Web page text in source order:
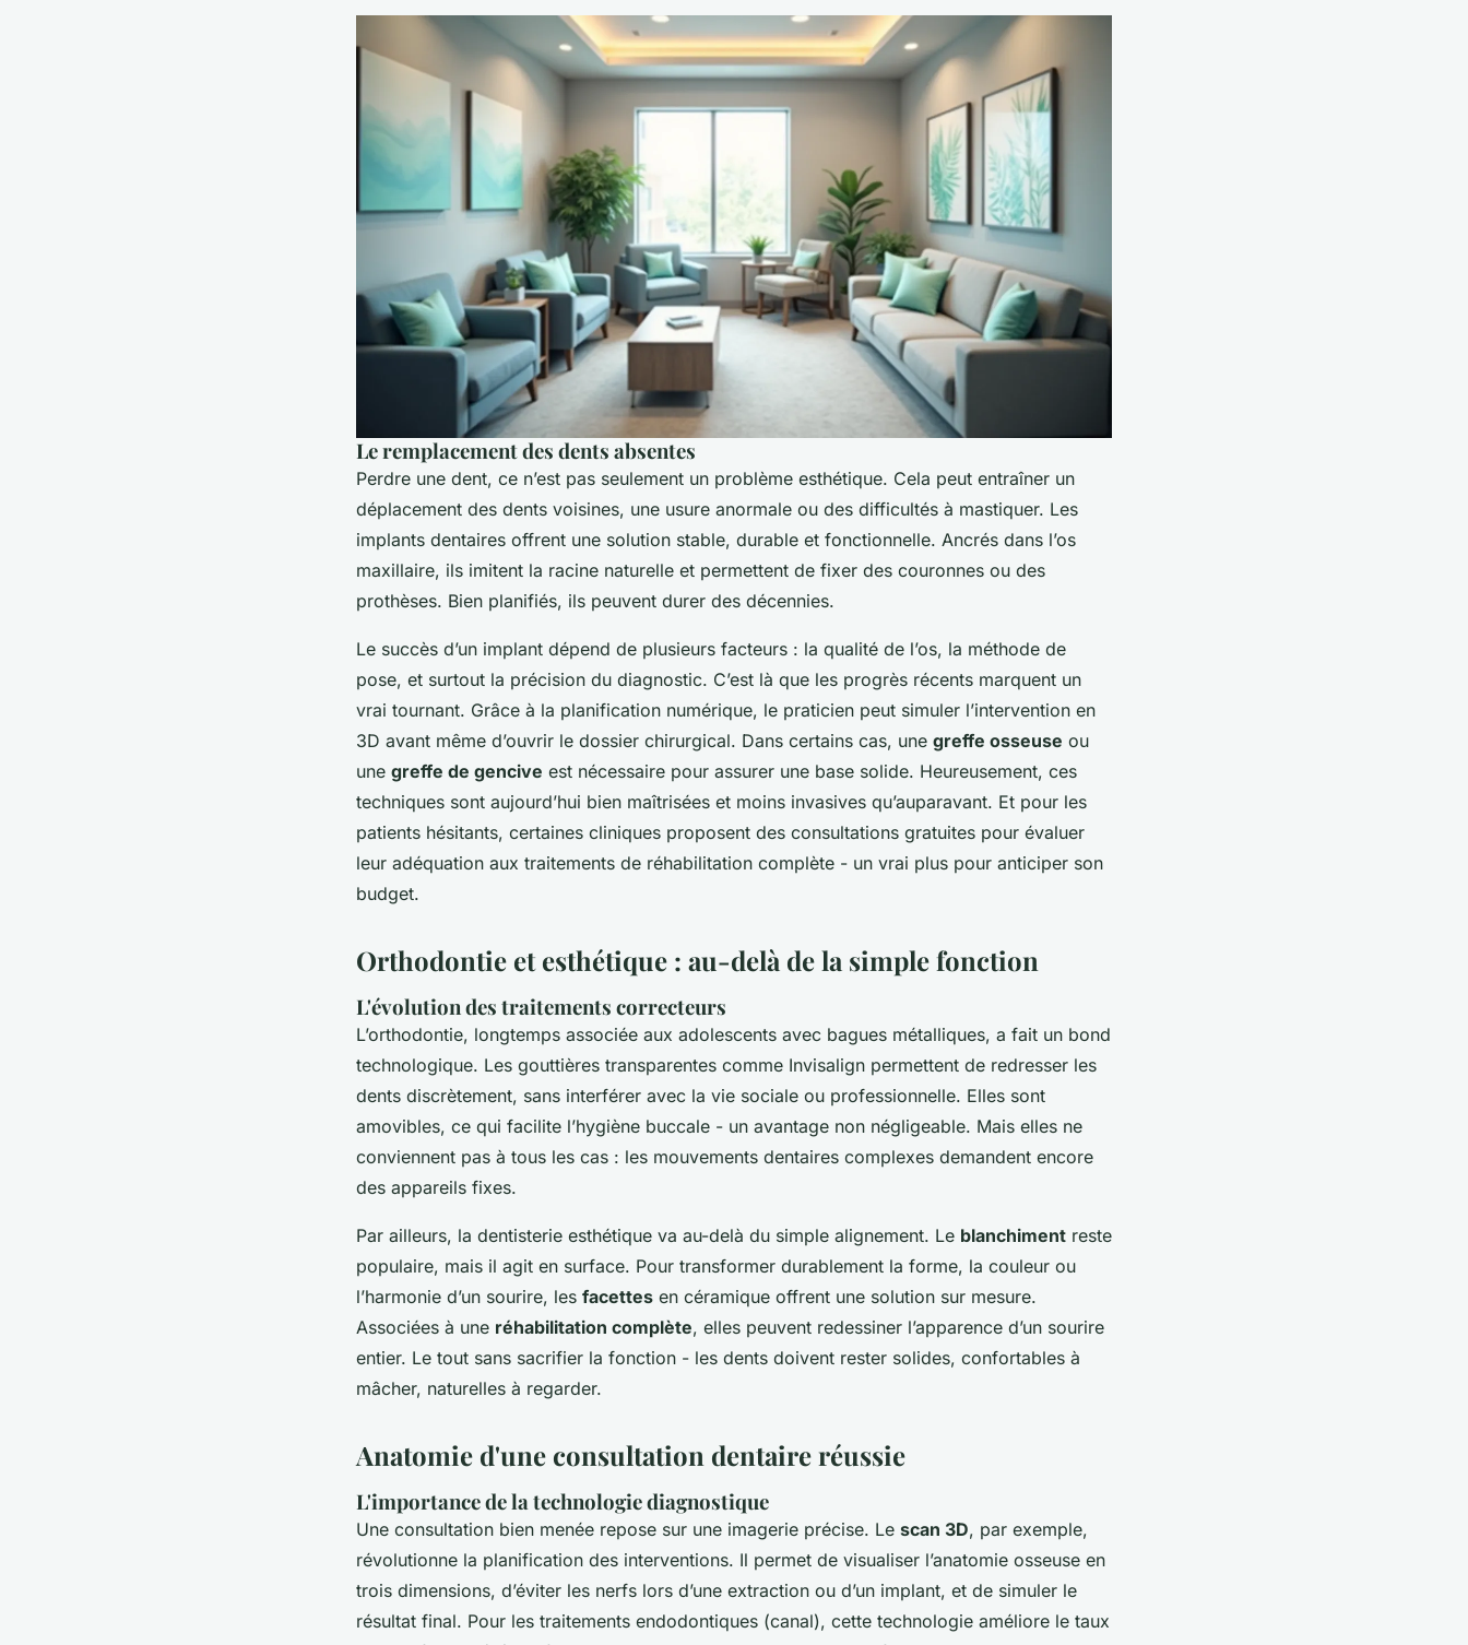
Le remplacement des dents absentes
Perdre une dent, ce n’est pas seulement un problème esthétique. Cela peut entraîner un
déplacement des dents voisines, une usure anormale ou des difficultés à mastiquer. Les
implants dentaires offrent une solution stable, durable et fonctionnelle. Ancrés dans l’os
maxillaire, ils imitent la racine naturelle et permettent de fixer des couronnes ou des
prothèses. Bien planifiés, ils peuvent durer des décennies.
Le succès d’un implant dépend de plusieurs facteurs : la qualité de l’os, la méthode de
pose, et surtout la précision du diagnostic. C’est là que les progrès récents marquent un
vrai tournant. Grâce à la planification numérique, le praticien peut simuler l’intervention en
3D avant même d’ouvrir le dossier chirurgical. Dans certains cas, une greffe osseuse ou
une greffe de gencive est nécessaire pour assurer une base solide. Heureusement, ces
techniques sont aujourd’hui bien maîtrisées et moins invasives qu’auparavant. Et pour les
patients hésitants, certaines cliniques proposent des consultations gratuites pour évaluer
leur adéquation aux traitements de réhabilitation complète - un vrai plus pour anticiper son
budget.
Orthodontie et esthétique : au-delà de la simple fonction
L'évolution des traitements correcteurs
L’orthodontie, longtemps associée aux adolescents avec bagues métalliques, a fait un bond
technologique. Les gouttières transparentes comme Invisalign permettent de redresser les
dents discrètement, sans interférer avec la vie sociale ou professionnelle. Elles sont
amovibles, ce qui facilite l’hygiène buccale - un avantage non négligeable. Mais elles ne
conviennent pas à tous les cas : les mouvements dentaires complexes demandent encore
des appareils fixes.
Par ailleurs, la dentisterie esthétique va au-delà du simple alignement. Le blanchiment reste
populaire, mais il agit en surface. Pour transformer durablement la forme, la couleur ou
l’harmonie d’un sourire, les facettes en céramique offrent une solution sur mesure.
Associées à une réhabilitation complète, elles peuvent redessiner l’apparence d’un sourire
entier. Le tout sans sacrifier la fonction - les dents doivent rester solides, confortables à
mâcher, naturelles à regarder.
Anatomie d'une consultation dentaire réussie
L'importance de la technologie diagnostique
Une consultation bien menée repose sur une imagerie précise. Le scan 3D, par exemple,
révolutionne la planification des interventions. Il permet de visualiser l’anatomie osseuse en
trois dimensions, d’éviter les nerfs lors d’une extraction ou d’un implant, et de simuler le
résultat final. Pour les traitements endodontiques (canal), cette technologie améliore le taux